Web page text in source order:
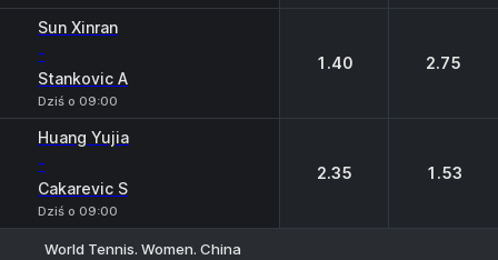
Sun Xinran
-
Stankovic A
Dziś o 09:00
1.40 2.75
Huang Yujia
-
Cakarevic S
Dziś o 09:00
2.35 1.53
World Tennis. Women. China